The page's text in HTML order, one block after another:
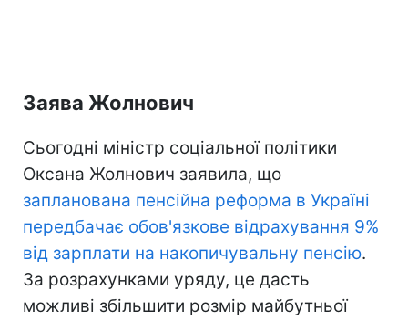
Заява Жолнович
Сьогодні міністр соціальної політики
Оксана Жолнович заявила, що
запланована пенсійна реформа в Україні
передбачає обов'язкове відрахування 9%
від зарплати на накопичувальну пенсію.
За розрахунками уряду, це дасть
можливі збільшити розмір майбутньої